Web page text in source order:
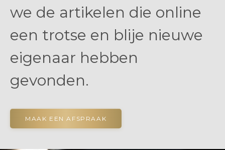
we de artikelen die online
een trotse en blije nieuwe
eigenaar hebben
gevonden.
MAAK EEN AFSPRAAK